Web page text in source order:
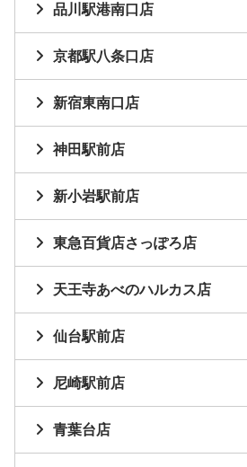
品川駅港南口店
京都駅八条口店
新宿東南口店
神田駅前店
新小岩駅前店
東急百貨店さっぽろ店
天王寺あべのハルカス店
仙台駅前店
尼崎駅前店
青葉台店